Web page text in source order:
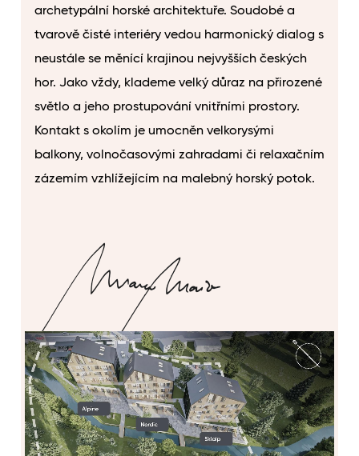
archetypální horské architektuře. Soudobé a
tvarově čisté interiéry vedou harmonický dialog s
neustále se měnící krajinou nejvyšších českých
hor. Jako vždy, klademe velký důraz na přirozené
světlo a jeho prostupování vnitřními prostory.
Kontakt s okolím je umocněn velkorysými
balkony, volnočasovými zahradami či relaxačním
zázemím vzhlížejícím na malebný horský potok.
MARCO MAIO
Architekt a odborný garant projektu